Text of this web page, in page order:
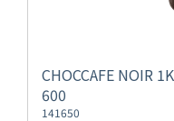
CHOCCAFE NOIR
600
141650